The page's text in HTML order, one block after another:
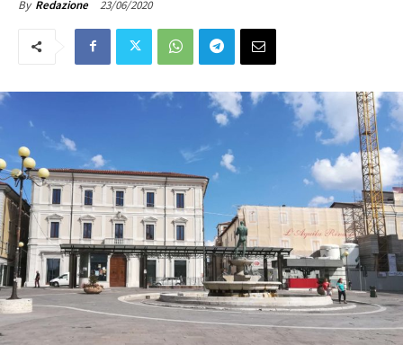
By Redazione 23/06/2020